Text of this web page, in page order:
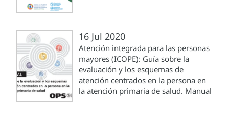
16 Jul 2020
Atención integrada para las personas
mayores (ICOPE): Guía sobre la
evaluación y los esquemas de
atención centrados en la persona en
la atención primaria de salud. Manual